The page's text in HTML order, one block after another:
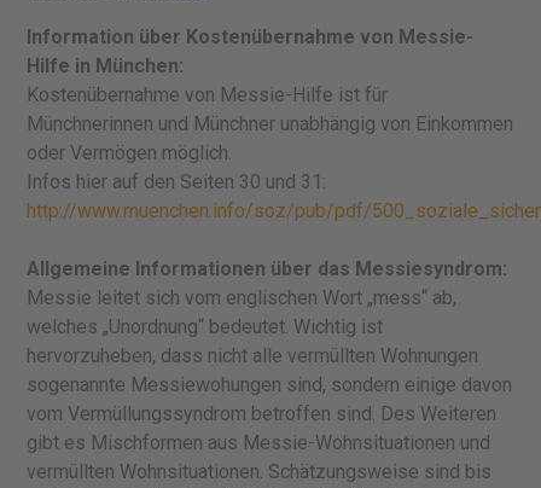
Information über Kostenübernahme von Messie-
Hilfe in München:
Kostenübernahme von Messie-Hilfe ist für
Münchnerinnen und Münchner unabhängig von Einkommen
oder Vermögen möglich.
Infos hier auf den Seiten 30 und 31:
http://www.muenchen.info/soz/pub/pdf/
Allgemeine Informationen über das Messiesyndrom:
Messie leitet sich vom englischen Wort „mess“ ab,
welches „Unordnung“ bedeutet. Wichtig ist
hervorzuheben, dass nicht alle vermüllten Wohnungen
sogenannte Messiewohungen sind, sondern einige davon
vom Vermüllungssyndrom betroffen sind. Des Weiteren
gibt es Mischformen aus Messie-Wohnsituationen und
vermüllten Wohnsituationen. Schätzungsweise sind bis